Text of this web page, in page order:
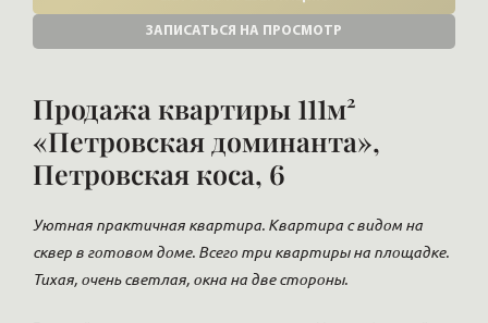
ЗАПИСАТЬСЯ НА ПРОСМОТР
Продажа квартиры 111м²
«Петровская доминанта»,
Петровская коса, 6
Уютная практичная квартира. Квартира с видом на
сквер в готовом доме. Всего три квартиры на площадке.
Тихая, очень светлая, окна на две стороны.